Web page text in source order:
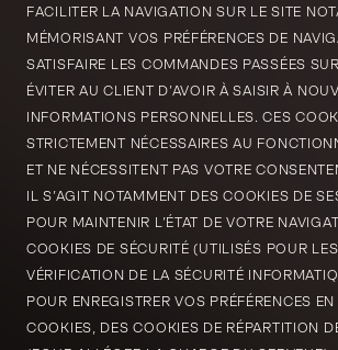
FACILITER LA NAVIGATION SUR LE SITE
MÉMORISANT VOS PRÉFÉRENCES DE
SATISFAIRE LES COMMANDES PASSÉES
ÉVITER AU CLIENT D’AVOIR À SAISIR À
INFORMATIONS PERSONNELLES. CES
STRICTEMENT NÉCESSAIRES AU
ET NE NÉCESSITENT PAS VOTRE
IL S’AGIT NOTAMMENT DES COOKIES DE
POUR MAINTENIR L’ÉTAT DE VOTRE
COOKIES DE SÉCURITÉ (UTILISÉS POUR
VÉRIFICATION DE LA SÉCURITÉ
POUR ENREGISTRER VOS PRÉFÉRENCES EN
COOKIES, DES COOKIES DE RÉPARTITION